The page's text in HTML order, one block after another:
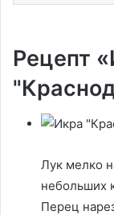
Рецепт
Лук мелко
небольших
Перец